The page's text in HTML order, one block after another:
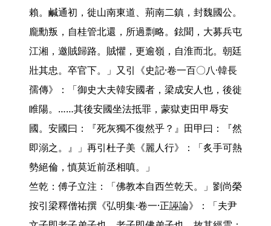
賴。鹹通初，徙山南東道、荊南二鎮，封魏國公。
龐勳叛，自桂管北還，所過剽略。鉉聞，大募兵屯
江湘，邀賊歸路。賊懼，更逾嶺，自淮而北。朝廷
壯其忠。卒官下。」又引《史記·卷一百〇八·韓長
孺傳》：「御史大夫韓安國者，梁成安人也，後徙
睢陽。……其後安國坐法抵罪，蒙獄吏田甲辱安
國。安國曰：『死灰獨不復然乎？』田甲曰：『然
即溺之。』」再引杜子美《麗人行》：「炙手可熱
勢絕倫，慎莫近前丞相嗔。」
竺乾：傅子立注：「佛教本自西竺乾天。」劉尚榮
按引梁釋僧祐撰《弘明集·卷一·正誣論》：「夫尹